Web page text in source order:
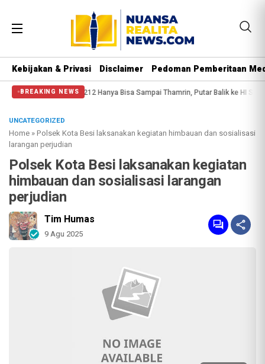
Kebijakan & Privasi Disclaimer Pedoman Pemberitaan
BREAKING NEWS
Reuni 212 Hanya Bisa Sampai Thamrin, Putar Balik ke HI Sambil Salawat
UNCATEGORIZED
Home »Polsek Kota Besi laksanakan kegiatan himbauan dan sosialisasi
larangan perjudian
Polsek Kota Besi laksanakan kegiatan
himbauan dan sosialisasi larangan
perjudian
Tim Humas
9 Agu 2025